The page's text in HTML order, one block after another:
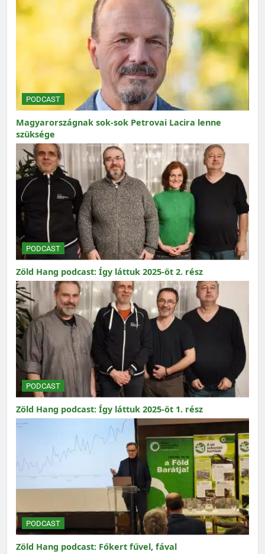
PODCAST
Magyarországnak sok-sok Petrovai Lacira lenne
szüksége
PODCAST
Zöld Hang podcast: Így láttuk 2025-öt 2. rész
PODCAST
Zöld Hang podcast: Így láttuk 2025-öt 1. rész
PODCAST
Zöld Hang podcast: Főkert fűvel, fával